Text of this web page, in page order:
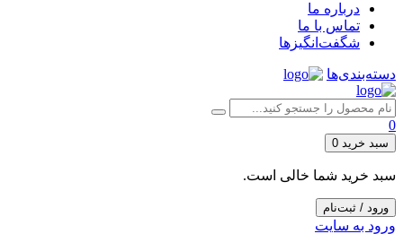
درباره ما
تماس با ما
شگفت‌انگیزها
دسته‌بندی‌ها
0
سبد خرید 0
سبد خرید شما خالی است.
ورود / ثبت‌نام
ورود به سایت